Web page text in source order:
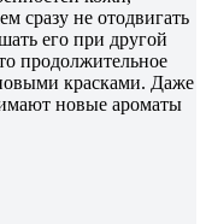
сразу не отодвигать
его при другой
продолжительное
красками. Даже
новые ароматы